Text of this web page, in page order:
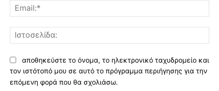
αποθηκεύστε το όνομα, το ηλεκτρονικό ταχυδρομείο και
τον ιστότοπό μου σε αυτό το πρόγραμμα περιήγησης για την
επόμενη φορά που θα σχολιάσω.